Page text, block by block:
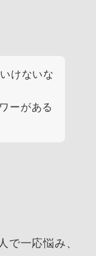
けないな
ーがある
で一応悩み、